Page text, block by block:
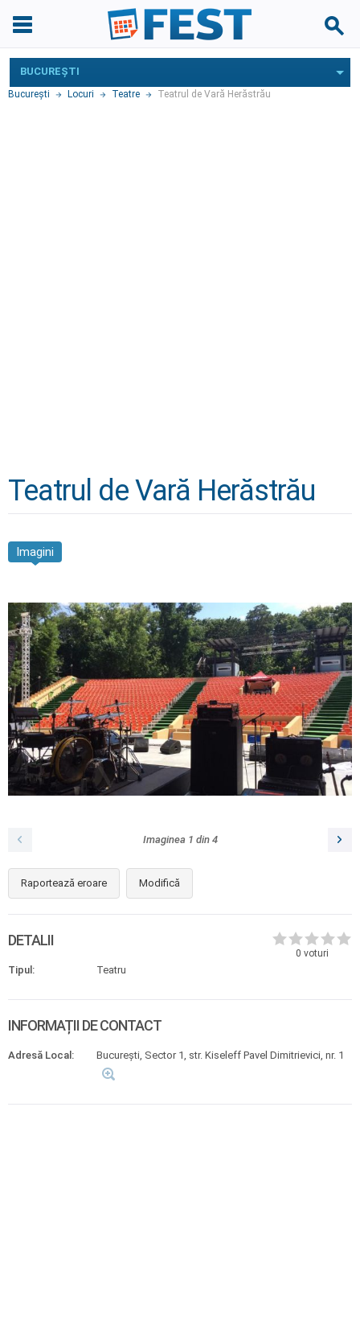
BUCUREŞTI
Bucureşti Locuri Teatre Teatrul de Vară Herăstrău
Teatrul de Vară Herăstrău
Imagini
Imaginea 1 din 4
Raportează eroare Modifică
0 voturi
DETALII
Tipul: Teatru
INFORMAȚII DE CONTACT
Adresă Local: Bucureşti, Sector 1, str. Kiseleff Pavel Dimitrievici, nr. 1